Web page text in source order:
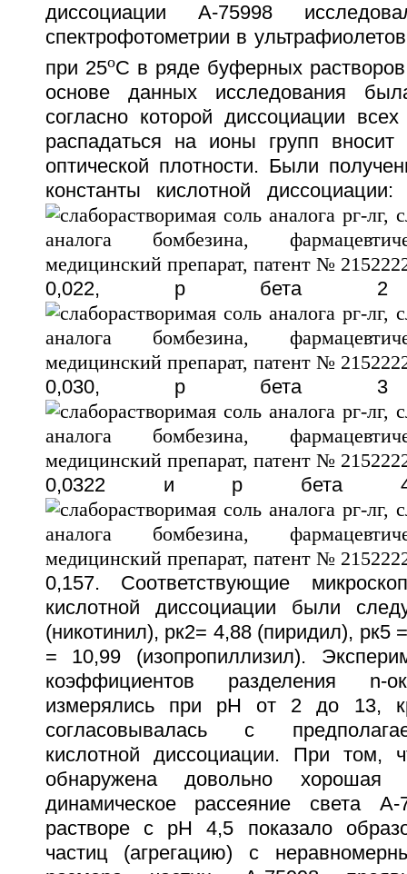
диссоциации A-75998
спектрофотометрии в
при 25oC в ряде буферных
основе данных исследования
согласно которой диссоциации
распадаться на ионы групп
оптической плотности. Были
константы кислотной
0,022, p бета
0,030, p бета
0,0322 и p бета
0,157. Соответствующие
кислотной диссоциации были
(никотинил), рк2= 4,88 (пиридил), рк5
= 10,99 (изопропиллизил).
коэффициентов разделения
измерялись при pH от 2 до 13,
согласовывалась с
кислотной диссоциации. При том,
обнаружена довольно хорошая
динамическое рассеяние света
растворе с pH 4,5 показало
частиц (агрегацию) с